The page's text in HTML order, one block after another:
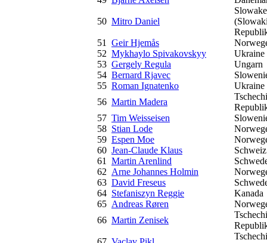
50 Mitro Daniel
51
Geir Hjemås
52 Mykhaylo Spivakovskyy
Ukraine
53 Gergely Regula
Ungarn
54 Bernard Rjavec
55 Roman Ignatenko
Ukraine
56 Martin Madera
57 Tim Weisseisen
58 Stian Lode
59 Espen Moe
60 Jean-Claude Klaus
Schweiz
61
Martin Arenlind
62 Arne Johannes Holmin
63 David Freseus
64 Stefaniszyn Reggie
Kanada
65 Andreas Røren
66 Martin Zenisek